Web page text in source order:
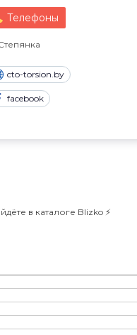
Телефоны
cto-torsion.by
facebook
в каталоге Blizko ⚡️